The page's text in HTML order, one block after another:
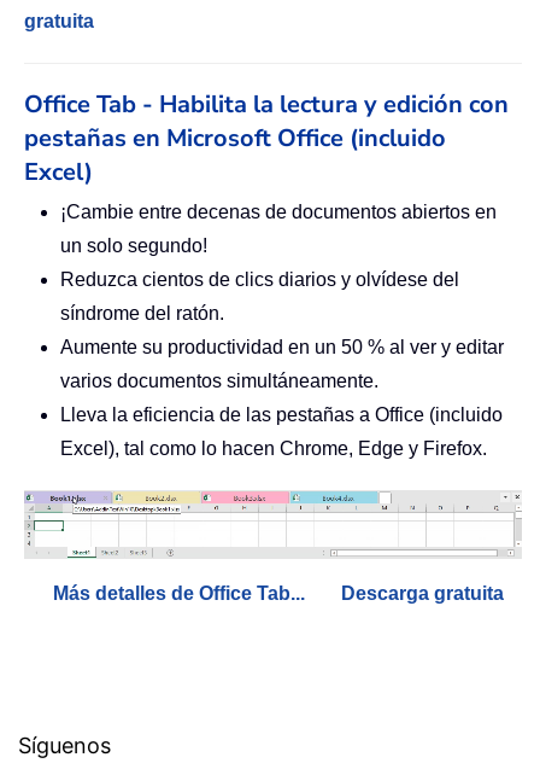
gratuita
Office Tab - Habilita la lectura y edición con
pestañas en Microsoft Office (incluido
Excel)
¡Cambie entre decenas de documentos abiertos en
un solo segundo!
Reduzca cientos de clics diarios y olvídese del
síndrome del ratón.
Aumente su productividad en un 50 % al ver y editar
varios documentos simultáneamente.
Lleva la eficiencia de las pestañas a Office (incluido
Excel), tal como lo hacen Chrome, Edge y Firefox.
Más detalles de Office Tab... Descarga gratuita
Síguenos